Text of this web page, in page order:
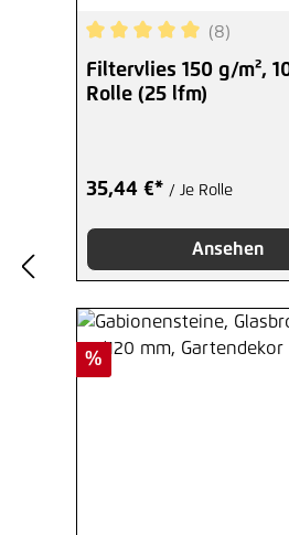
Durchschnittliche
(8)
Filtervlies 150 g/m²,
Rolle (25 lfm)
35,44 €* / Je Rolle
Ansehen
Rabatt
%